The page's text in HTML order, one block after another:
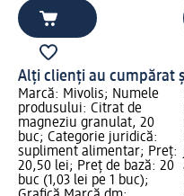
Alți clienți au cumpărat
Marcă: Mivolis; Numele
produsului: Citrat de
magneziu granulat, 20
buc; Categorie juridică:
supliment alimentar; Preț:
20,50 lei; Preț de bază: 20
buc (1,03 lei pe 1 buc);